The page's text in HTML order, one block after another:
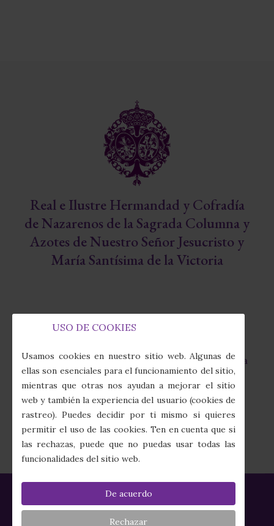
Real e Ilustre Hermandad y Cofradía
de Nazarenos de la Sagrada Columna y
Azotes de Nuestro Señor Jesucristo y
María Santísima de la Victoria
fas
fa-
map-
marker-
Calle Juan Sebastián Elcano, 7 · 41011 Sevilla
phone-
alt
(+34) 954 274 910
far
fa-
secretaria@columnayazotes.es
USO DE COOKIES
Usamos cookies en nuestro sitio web. Algunas de
ellas son esenciales para el funcionamiento del sitio,
mientras que otras nos ayudan a mejorar el sitio
web y también la experiencia del usuario (cookies de
rastreo). Puedes decidir por ti mismo si quieres
permitir el uso de las cookies. Ten en cuenta que si
las rechazas, puede que no puedas usar todas las
funcionalidades del sitio web.
De acuerdo
Rechazar